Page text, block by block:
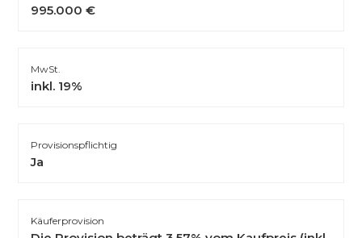
995.000 €
MwSt.
inkl. 19%
Provisionspflichtig
Ja
Käuferprovision